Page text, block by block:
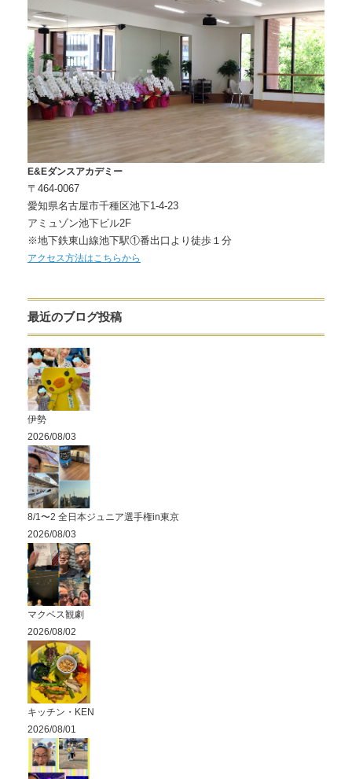
E&Eダンスアカデミー
〒464-0067
愛知県名古屋市千種区池下1-4-23
アミュゾン池下ビル2F
※地下鉄東山線池下駅①番出口より徒歩１分
アクセス方法はこちらから
最近のブログ投稿
伊勢
2026/08/03
8/1〜2 全日本ジュニア選手権in東京
2026/08/03
マクベス観劇
2026/08/02
キッチン・KEN
2026/08/01